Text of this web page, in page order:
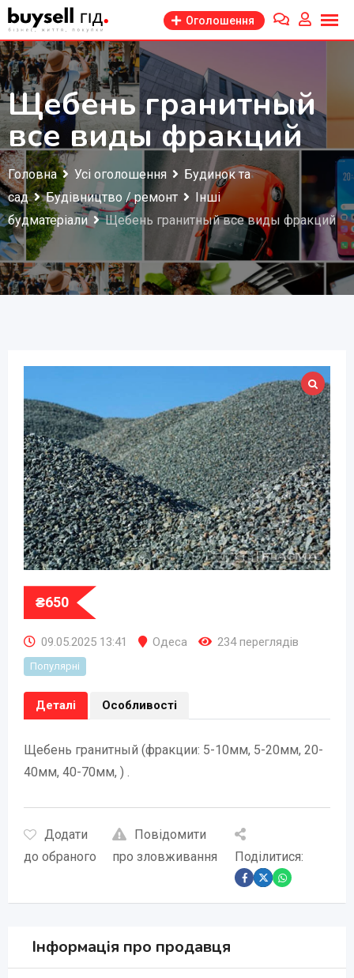
Перейти
до
змісту
Оголошення
Щебень гранитный
все виды фракций
Головна Усі оголошення
Будинок та
сад
Будівництво / ремонт
Інші
будматеріали
Щебень гранитный все виды фракций
₴650
09.05.2025 13:41 Одеса 234 переглядів
Популярні
Деталі Особливості
Щебень гранитный (фракции: 5-10мм, 5-20мм, 20-
40мм, 40-70мм, ) .
Додати
до обраного
Повідомити
про зловживання
Поділитися:
Інформація про продавця